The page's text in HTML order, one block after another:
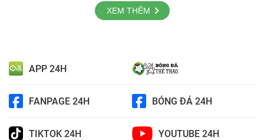
XEM THÊM
APP 24H
FANPAGE 24H BÓNG ĐÁ 24H
TIKTOK 24H YOUTUBE 24H